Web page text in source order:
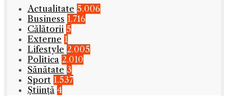
Actualitate 5.006
Business 1.716
Călătorii 5
Externe 1
Lifestyle 2.005
Politica 2.010
Sănătate 3
Sport 1.537
Știință 4